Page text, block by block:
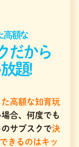
高額な
だから
題!
高額な知育玩
合、何度でも
サブスクで決
きるのはキッ